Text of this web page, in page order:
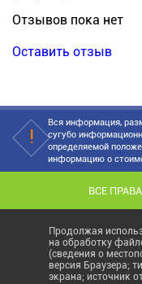
Отзывов пока нет
Оставить отзыв
Вся информация,
сугубо
определяемой
информацию о
ВСЕ
Продолжая
на обработку
(сведения о
версия Браузера;
экрана; источник